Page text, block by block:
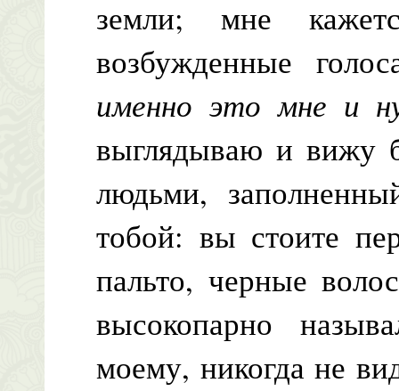
земли; мне
возбужденные
именно это мне и
выглядываю и вижу
людьми,
тобой: вы стоите
пальто, черные
высокопарно
моему, никогда не